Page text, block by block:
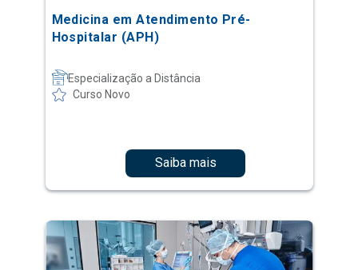
Medicina em Atendimento Pré-
Hospitalar (APH)
Especialização a Distância
Curso Novo
Saiba mais